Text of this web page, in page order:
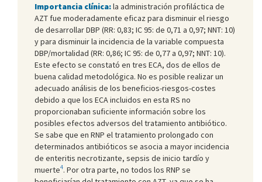
Importancia clínica:la administración profiláctica de
AZT fue moderadamente eficaz para disminuir el riesgo
de desarrollar DBP (RR: 0,83; IC 95: de 0,71 a 0,97; NNT: 10)
y para disminuir la incidencia de la variable compuesta
DBP/mortalidad (RR: 0,86; IC 95: de 0,77 a 0,97; NNT: 10).
Este efecto se constató en tres ECA, dos de ellos de
buena calidad metodológica. No es posible realizar un
adecuado análisis de los beneficios-riesgos-costes
debido a que los ECA incluidos en esta RS no
proporcionaban suficiente información sobre los
posibles efectos adversos del tratamiento antibiótico.
Se sabe que en RNP el tratamiento prolongado con
determinados antibióticos se asocia a mayor incidencia
de enteritis necrotizante, sepsis de inicio tardío y
muerte4. Por otra parte, no todos los RNP se